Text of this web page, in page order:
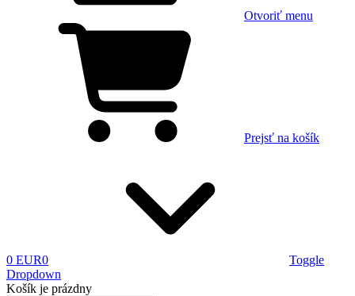
Otvoriť menu
Prejsť na košík
0 EUR0
Toggle
Dropdown
Košík je prázdny